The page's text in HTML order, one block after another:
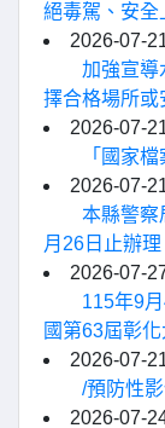
絕毒駕、安全
2026-07-
加強宣導
擇合格場所或
2026-07-
「國家
2026-07-
本縣警察
月26日止辦
2026-07-
115年9
國第63屆彰
2026-07-
/預防性
2026-07-